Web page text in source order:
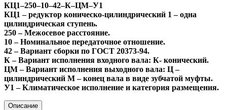
КЦ1–250–10–42–К–ЦМ–У1
КЦ1 – редуктор коническо-цилиндрический 1 – одна
цилиндрическая ступень.
250 – Межосевое расстояние.
10 – Номинальное передаточное отношение.
42 – Вариант сборки по ГОСТ 20373-94.
К – Вариант исполнения входного вала: К- конический.
ЦМ – Вариант исполнения выходного вала: Ц –
цилиндрический М – конец вала в виде зубчатой муфты.
У1 – Климатическое исполнение и категория размещения.
Описание